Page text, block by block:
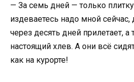
— За семь дней — только
издеваетесь надо мной
через десять дней прилетает, а
настоящий хлев. А они всё
как на курорте!